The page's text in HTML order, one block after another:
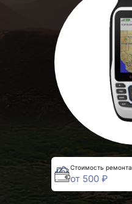
Стоимость ремонта
от 500 ₽